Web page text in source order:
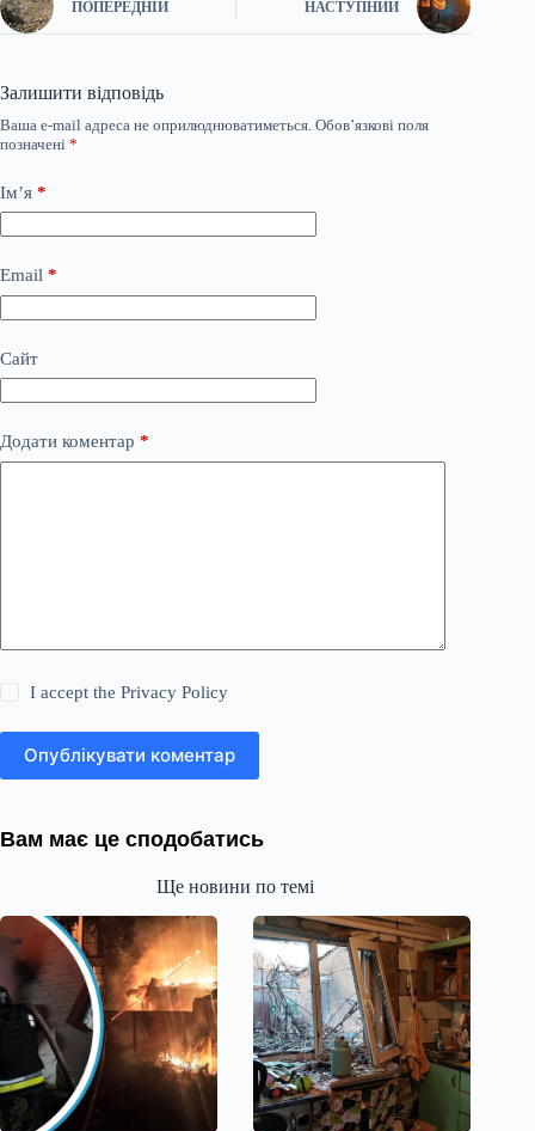
ПОПЕРЕДНІЙ НАСТУПНИЙ
Залишити відповідь
Ваша e-mail адреса не оприлюднюватиметься. Обов’язкові поля
позначені *
Ім’я *
Email *
Сайт
Додати коментар *
I accept thePrivacy Policy
Опублікувати коментар
Вам має це сподобатись
Ще новини по темі